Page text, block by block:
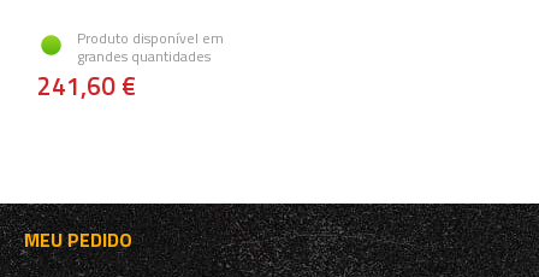
Produto disponível em
grandes quantidades
241,60 €
MEU PEDIDO